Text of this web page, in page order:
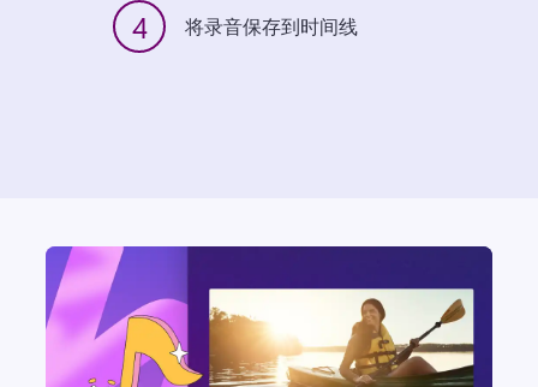
4 将录音保存到时间线